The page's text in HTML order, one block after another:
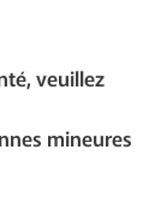
veuillez
mineures